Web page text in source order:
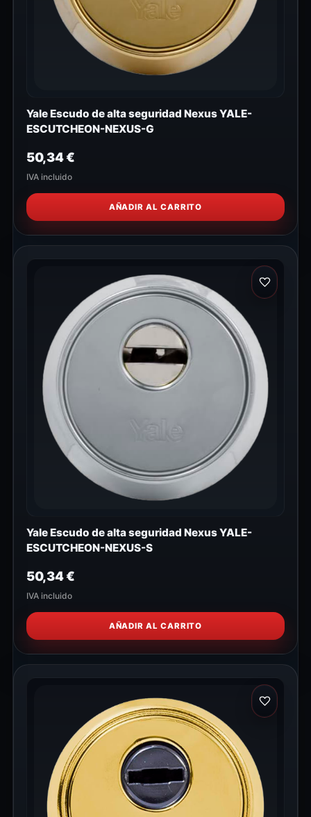
Yale Escudo de alta seguridad Nexus YALE-
ESCUTCHEON-NEXUS-G
50,34€
IVA incluido
AÑADIR AL CARRITO
Yale Escudo de alta seguridad Nexus YALE-
ESCUTCHEON-NEXUS-S
50,34€
IVA incluido
AÑADIR AL CARRITO